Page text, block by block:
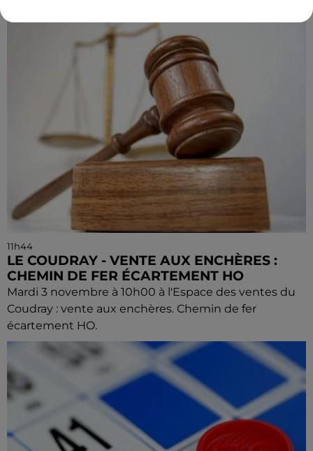
11h44
LE COUDRAY - VENTE AUX ENCHÈRES :
CHEMIN DE FER ÉCARTEMENT HO
Mardi 3 novembre à 10h00 à l'Espace des ventes du
Coudray : vente aux enchères. Chemin de fer
écartement HO.